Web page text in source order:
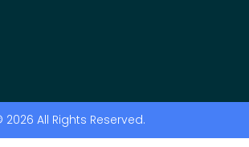
2026 All Rights Reserved.